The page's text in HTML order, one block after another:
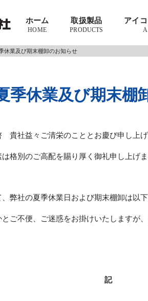
ホーム
HOME
取扱製品
PRODUCTS
アイ
休業及び期末棚卸のお知らせ
季休業及び期末棚
貴社益々ご清栄のこととお慶び申し上げ
は格別のご高配を賜り厚く御礼申し上げま
、弊社の夏季休業日および期末棚卸は以
とご不便、ご迷惑をお掛けいたしますが